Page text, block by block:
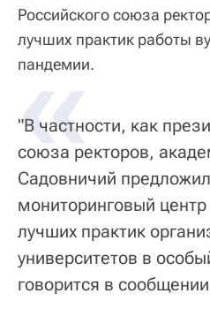
Российского союза
лучших практик работы
пандемии.
«
"В частности, как
союза ректоров,
Садовничий
мониторинговый
лучших практик
университетов в
говорится в